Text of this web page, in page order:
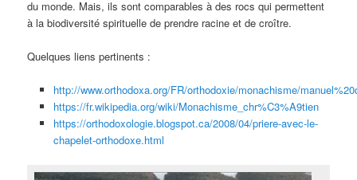
du monde. Mais, ils sont comparables à des rocs qui permettent
à la biodiversité spirituelle de prendre racine et de croître.
Quelques liens pertinents :
http://www.orthodoxa.org/FR/orthodoxie/monachisme/
https://fr.wikipedia.org/wiki/Monachisme_chr%C3%A9tien
https://orthodoxologie.blogspot.ca/2008/04/priere-avec-le-
chapelet-orthodoxe.html